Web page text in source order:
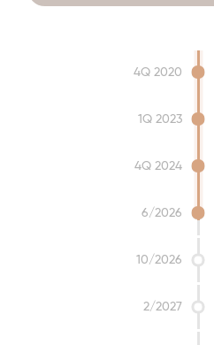
4Q 2020
1Q 2023
4Q 2024
6/2026
10/2026
2/2027